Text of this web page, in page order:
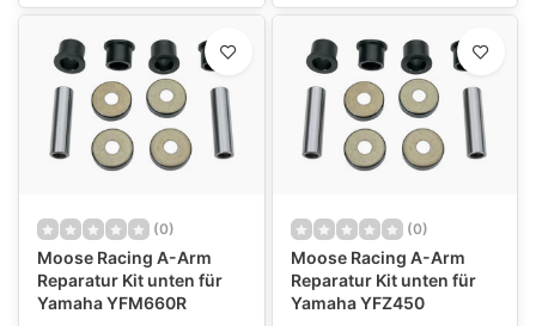
(0)
Moose Racing A-Arm
Reparatur Kit unten für
Yamaha YFM660R
(0)
Moose Racing A-Arm
Reparatur Kit unten für
Yamaha YFZ450